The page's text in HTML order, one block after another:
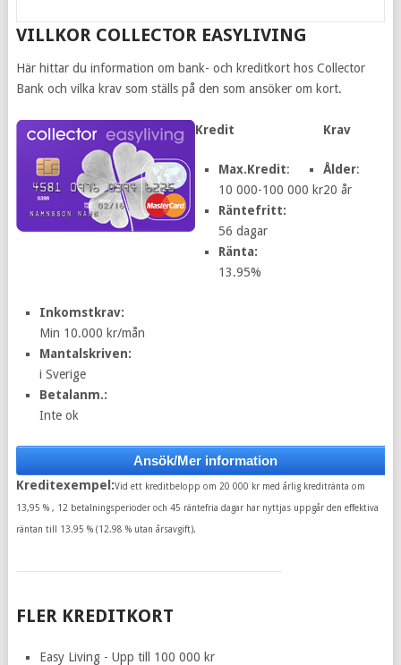
VILLKOR COLLECTOR EASYLIVING
Här hittar du information om bank- och kreditkort hos Collector
Bank och vilka krav som ställs på den som ansöker om kort.
Kredit
Max.Kredit:
10 000-100 000 kr
Räntefritt:
56 dagar
Ränta:
13.95%
Krav
Ålder:
20 år
Inkomstkrav:
Min 10.000 kr/mån
Mantalskriven:
i Sverige
Betalanm.:
Inte ok
Ansök/Mer information
Kreditexempel:Vid ett kreditbelopp om 20 000 kr med årlig kreditränta om
13,95 % , 12 betalningsperioder och 45 räntefria dagar har nyttjas uppgår den effektiva
räntan till 13.95 % (12.98 % utan årsavgift).
FLER KREDITKORT
Easy Living - Upp till 100 000 kr